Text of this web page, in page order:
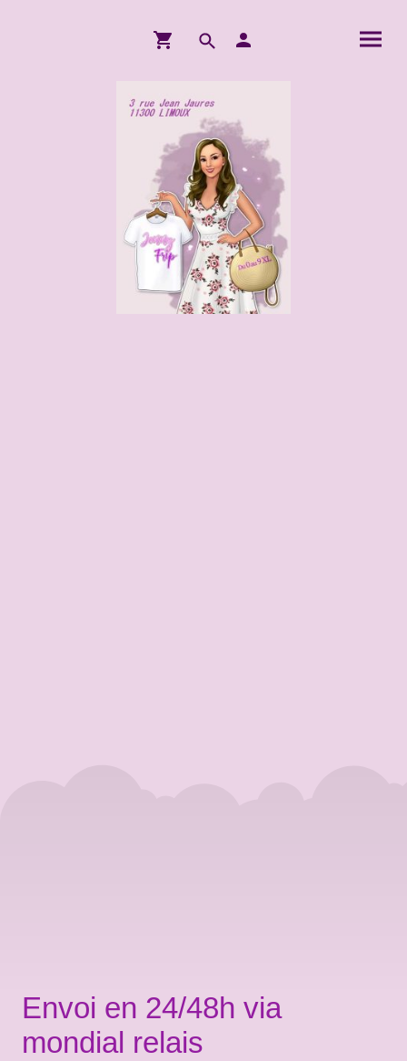
Envoi en 24/48h via
mondial relais